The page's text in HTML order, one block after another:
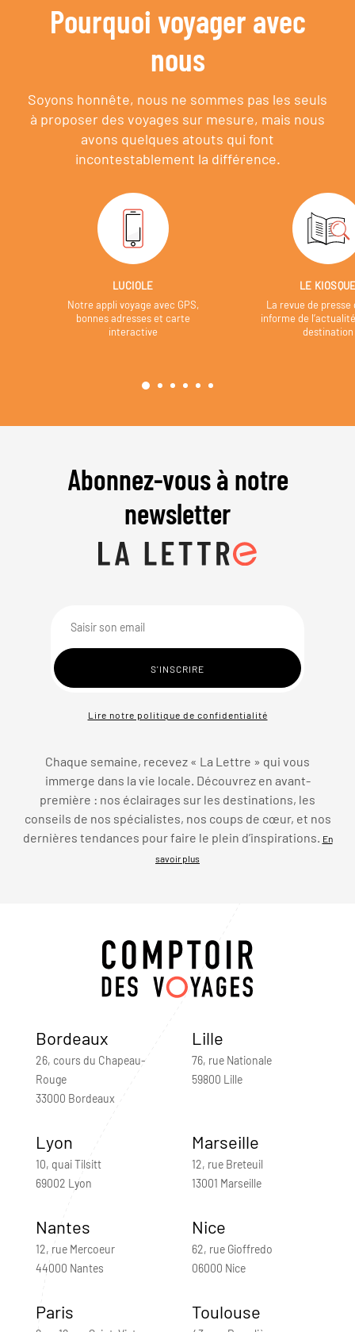
Pourquoi voyager avec
nous
Soyons honnête, nous ne sommes pas les seuls
à proposer des voyages sur mesure, mais nous
avons quelques atouts qui font
incontestablement la différence.
LUCIOLE
Notre appli voyage avec GPS,
bonnes adresses et carte
interactive
LE
La revue de presse
informe de
destination
Abonnez-vous à notre
newsletter
Lire notre politique de confidentialité
Chaque semaine, recevez « La Lettre » qui vous
immerge dans la vie locale. Découvrez en avant-
première : nos éclairages sur les destinations, les
conseils de nos spécialistes, nos coups de cœur, et nos
dernières tendances pour faire le plein d’inspirations.
En
savoir plus
Bordeaux
26, cours du Chapeau-
Rouge
33000 Bordeaux
Lille
76, rue Nationale
59800 Lille
Lyon
10, quai Tilsitt
69002 Lyon
Marseille
12, rue Breteuil
13001 Marseille
Nantes
12, rue Mercoeur
44000 Nantes
Nice
62, rue Gioffredo
06000 Nice
Paris Toulouse